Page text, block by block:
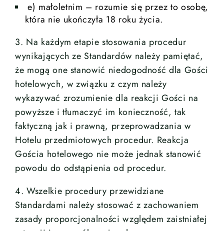
e) małoletnim – rozumie się przez to osobę,
która nie ukończyła 18 roku życia.
3. Na każdym etapie stosowania procedur
wynikających ze Standardów należy pamiętać,
że mogą one stanowić niedogodność dla Gości
hotelowych, w związku z czym należy
wykazywać zrozumienie dla reakcji Gości na
powyższe i tłumaczyć im konieczność, tak
faktyczną jak i prawną, przeprowadzania w
Hotelu przedmiotowych procedur. Reakcja
Gościa hotelowego nie może jednak stanowić
powodu do odstąpienia od procedur.
4. Wszelkie procedury przewidziane
Standardami należy stosować z zachowaniem
zasady proporcjonalności względem zaistniałej